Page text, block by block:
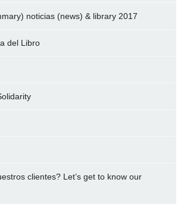
noticias (news) & library 2017
del Libro
clientes? Let’s get to know our